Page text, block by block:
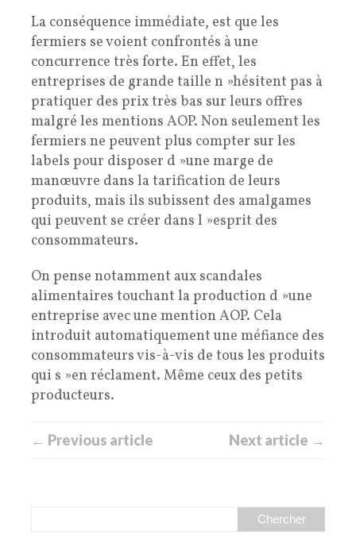
La conséquence immédiate, est que les
fermiers se voient confrontés à une
concurrence très forte. En effet, les
entreprises de grande taille n »hésitent pas à
pratiquer des prix très bas sur leurs offres
malgré les mentions AOP. Non seulement les
fermiers ne peuvent plus compter sur les
labels pour disposer d »une marge de
manœuvre dans la tarification de leurs
produits, mais ils subissent des amalgames
qui peuvent se créer dans l »esprit des
consommateurs.
On pense notamment aux scandales
alimentaires touchant la production d »une
entreprise avec une mention AOP. Cela
introduit automatiquement une méfiance des
consommateurs vis-à-vis de tous les produits
qui s »en réclament. Même ceux des petits
producteurs.
← Previous article Next article →